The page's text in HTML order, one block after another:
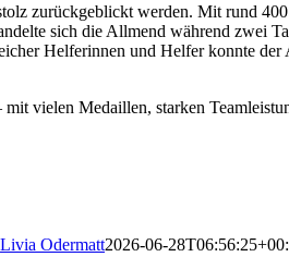
zurückgeblickt werden. Mit rund 400
sich die Allmend während zwei
Helferinnen und Helfer konnte der
vielen Medaillen, starken
Livia Odermatt2026-06-